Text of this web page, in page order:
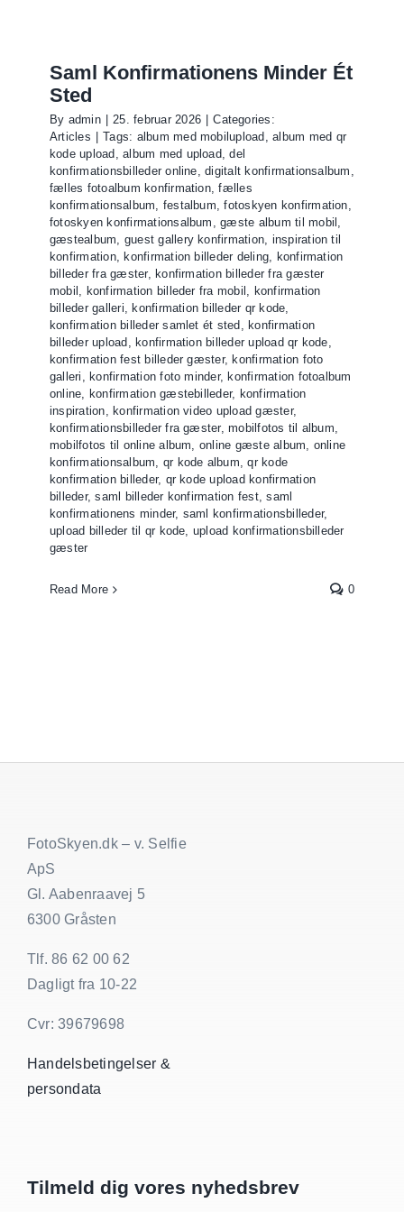
Saml Konfirmationens Minder Ét
Sted
By admin 25. februar 2026
Categories:
Articles
Tags: album med mobilupload ,album med qr
kode upload ,album med upload,del
konfirmationsbilleder online,digitalt konfirmationsalbum ,
fælles fotoalbum konfirmation,fælles
konfirmationsalbum, festalbum,fotoskyen konfirmation,
fotoskyen konfirmationsalbum ,gæste album til mobil ,
gæstealbum, guest gallery konfirmation, inspiration til
konfirmation, konfirmation billeder deling, konfirmation
billeder fra gæster, konfirmation billeder fra gæster
mobil , konfirmation billeder fra mobil , konfirmation
billeder galleri, konfirmation billeder qr kode,
konfirmation billeder samlet ét sted , konfirmation
billeder upload , konfirmation billeder upload qr kode,
konfirmation fest billeder gæster, konfirmation foto
galleri , konfirmation foto minder, konfirmation fotoalbum
online, konfirmation gæstebilleder, konfirmation
inspiration, konfirmation video upload gæster,
konfirmationsbilleder fra gæster,mobilfotos til album,
mobilfotos til online album, online gæste album, online
konfirmationsalbum, qr kode album,qr kode
konfirmation billeder, qr kode upload konfirmation
billeder,saml billeder konfirmation fest,saml
konfirmationens minder, saml konfirmationsbilleder,
upload billeder til qr kode, upload konfirmationsbilleder
gæster
Read More 0
FotoSkyen.dk – v. Selfie
ApS
Gl. Aabenraavej 5
6300 Gråsten
Tlf. 86 62 00 62
Dagligt fra 10-22
Cvr: 39679698
Handelsbetingelser &
persondata
Tilmeld dig vores nyhedsbrev